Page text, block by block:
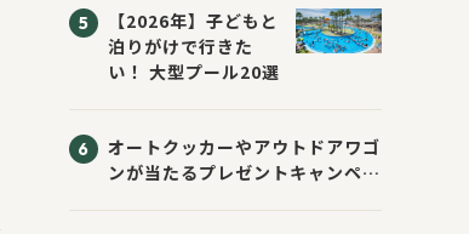
催！ スマホ壁紙は
応募者全員にプレゼ
ント！
【2026年】子どもと
泊りがけで行きた
い！ 大型プール20選
オートクッカーやアウトドアワゴ
ンが当たるプレゼントキャンペー